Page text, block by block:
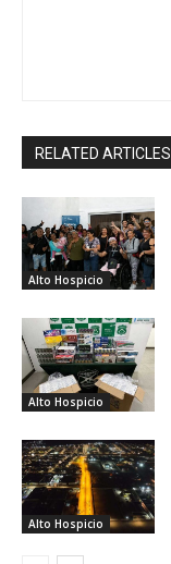
RELATED ARTICLES
Alto Hospicio
Alto Hospicio
Alto Hospicio